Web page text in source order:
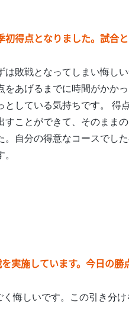
初得点となりました。試合
は敗戦となってしまい悔し
をあげるまでに時間がかか
としている気持ちです。 得
すことができて、そのまま
。自分の得意なコースでし
。
実施しています。今日の
悔しいです。この引き分